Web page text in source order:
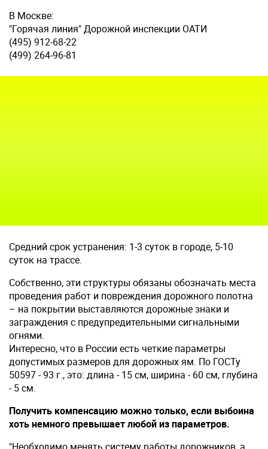
В Москве:
"Горячая линия" Дорожной инспекции ОАТИ
(495) 912-68-22
(499) 264-96-81
Средний срок устранения: 1-3 суток в городе, 5-10
суток на трассе.
Собственно, эти структуры обязаны обозначать места
проведения работ и повреждения дорожного полотна
– на покрытии выставляются дорожные знаки и
заграждения с предупредительными сигнальными
огнями.
Интересно, что в России есть четкие параметры
допустимых размеров для дорожных ям. По ГОСТу
50597 - 93 г., это: длина - 15 см, ширина - 60 см, глубина
- 5 см.
Получить компенсацию можно только, если выбоина
хоть немного превышает любой из параметров.